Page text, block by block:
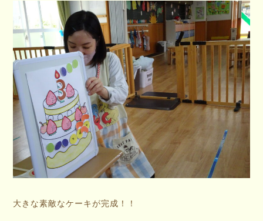
大きな素敵なケーキが完成！！